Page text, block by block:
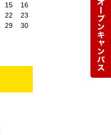
15
16
22
23
29
30